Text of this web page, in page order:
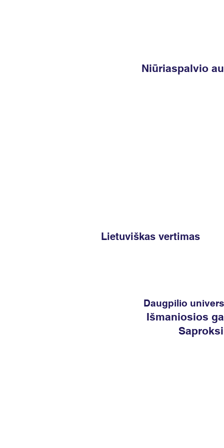
Niūriaspalvio
Lietuviškas vertimas
Daugpilio
Išmaniosios